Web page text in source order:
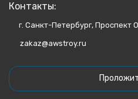
Контакты:
г. Санкт-Петербург, Проспект
zakaz@awstroy.ru